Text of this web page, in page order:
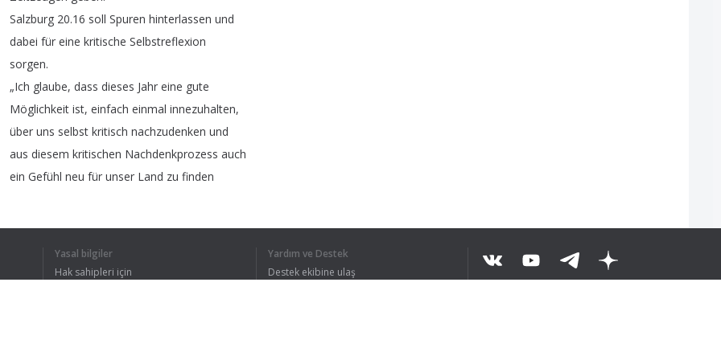
Salzburg 20.16 soll Spuren hinterlassen und
dabei für eine kritische Selbstreflexion
sorgen.
„Ich glaube, dass dieses Jahr eine gute
Möglichkeit ist, einfach einmal innezuhalten,
über uns selbst kritisch nachzudenken und
aus diesem kritischen Nachdenkprozess auch
ein Gefühl neu für unser Land zu finden
Zugehörigkeit zu Österreich Informationen
Yasal bilgiler
Hak sahipleri için
Yardım ve Destek
Destek ekibine ulaş